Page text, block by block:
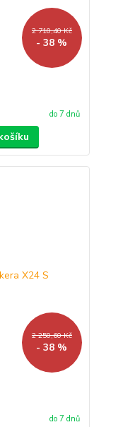
2 710,40 Kč
- 38 %
do 7 dnů
2 250,60 Kč
- 38 %
do 7 dnů